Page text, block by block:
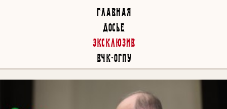
Главная
Досье
Эксклюзив
ВЧК-ОГПУ